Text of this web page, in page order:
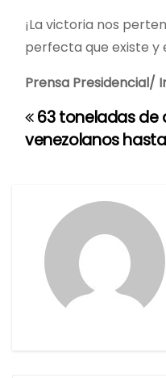
¡La victoria nos
perfecta que existe y
Prensa Presidencial/
N63 toneladas de
venezolanos